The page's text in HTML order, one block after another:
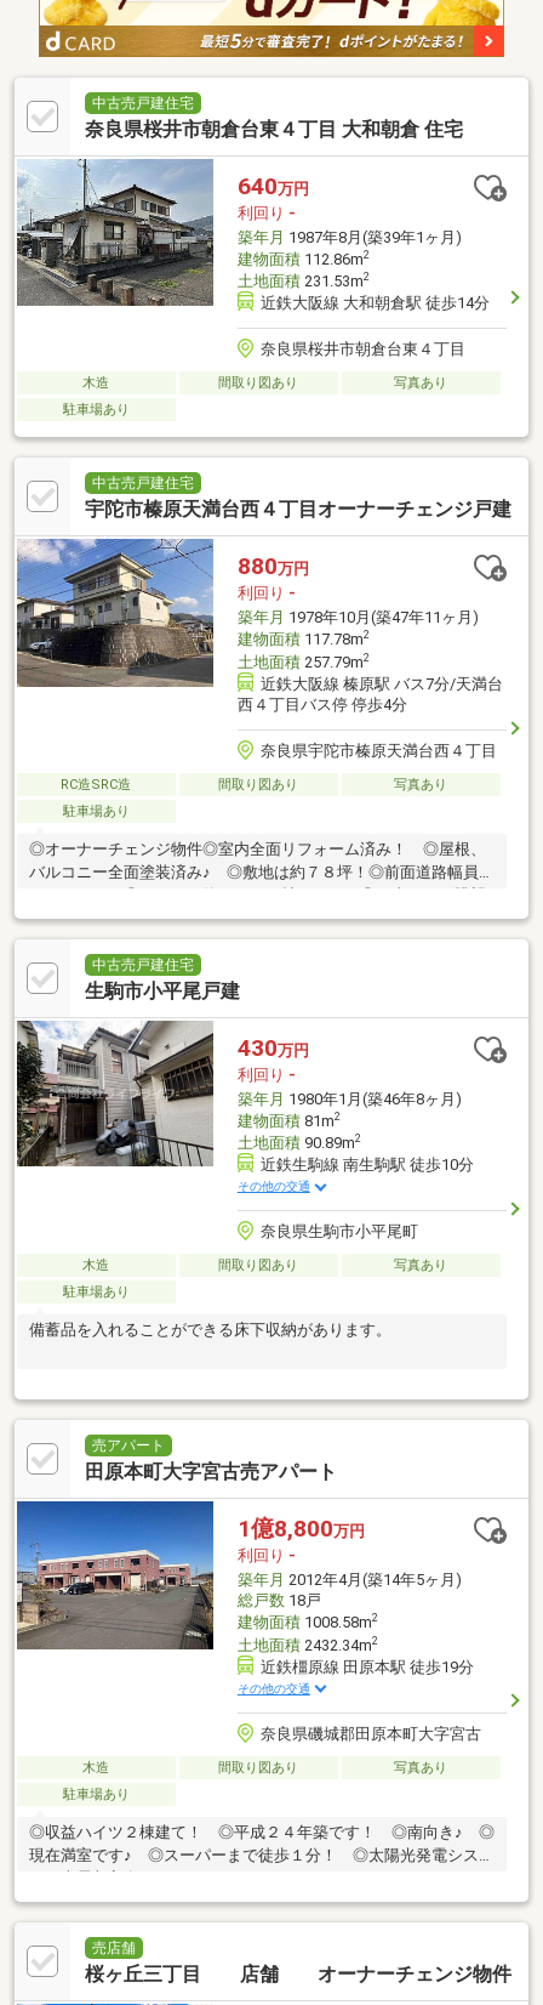
中古売戸建住宅
奈良県桜井市朝倉台東４丁目 大和朝倉 住宅
640万円
利回り -
築年月 1987年8月(築39年1ヶ月)
建物面積112.86m2
土地面積231.53m2
近鉄大阪線 大和朝倉駅 徒歩14分
奈良県桜井市朝倉台東４丁目
木造 間取り図あり
写真あり
駐車場あり
中古売戸建住宅
宇陀市榛原天満台西４丁目オーナーチェンジ戸建
880万円
利回り -
築年月 1978年10月(築47年11ヶ月)
建物面積117.78m2
土地面積257.79m2
近鉄大阪線 榛原駅 バス7分/天満台
西４丁目バス停 停歩4分
奈良県宇陀市榛原天満台西４丁目
RC造SRC造 間取り図あり
写真あり
駐車場あり
◎オーナーチェンジ物件◎室内全面リフォーム済み！ ◎屋根、
バルコニー全面塗装済み♪ ◎敷地は約７８坪！◎前面道路幅員約
良好の南向きバルコニー！
中古売戸建住宅
生駒市小平尾戸建
430万円
利回り -
築年月 1980年1月(築46年8ヶ月)
建物面積81m2
土地面積90.89m2
近鉄生駒線 南生駒駅 徒歩10分
その他の交通
奈良県生駒市小平尾町
木造 間取り図あり
写真あり
駐車場あり
備蓄品を入れることができる床下収納があります。
売アパート
田原本町大字宮古売アパート
1億8,800万円
利回り -
築年月 2012年4月(築14年5ヶ月)
総戸数18戸
建物面積1008.58m2
土地面積2432.34m2
近鉄橿原線 田原本駅 徒歩19分
その他の交通
奈良県磯城郡田原本町大字宮古
木造 間取り図あり
写真あり
駐車場あり
◎収益ハイツ２棟建て！ ◎平成２４年築です！ ◎南向き♪ ◎
現在満室です♪ ◎スーパーまで徒歩１分！ ◎太陽光発電システ
売店舗
桜ヶ丘三丁目 店舗 オーナーチェンジ物件